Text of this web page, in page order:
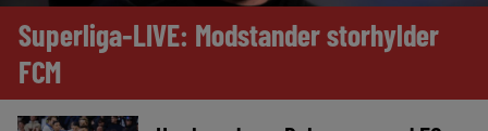
Superliga-LIVE: Modstander storhylder
FCM